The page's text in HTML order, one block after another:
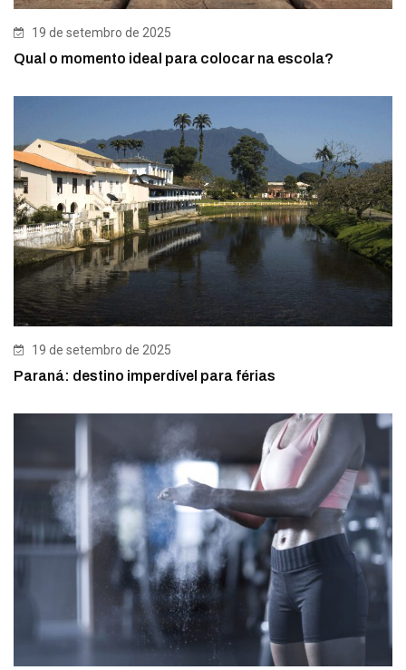
19 de setembro de 2025
Qual o momento ideal para colocar na escola?
19 de setembro de 2025
Paraná: destino imperdível para férias